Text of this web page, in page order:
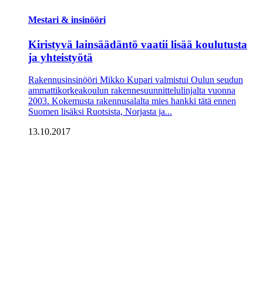
Mestari & insinööri
Kiristyvä lainsäädäntö vaatii lisää koulutusta
ja yhteistyötä
Rakennusinsinööri Mikko Kupari valmistui Oulun seudun
ammattikorkeakoulun rakennesuunnittelulinjalta vuonna
2003. Kokemusta rakennusalalta mies hankki tätä ennen
Suomen lisäksi Ruotsista, Norjasta ja...
13.10.2017